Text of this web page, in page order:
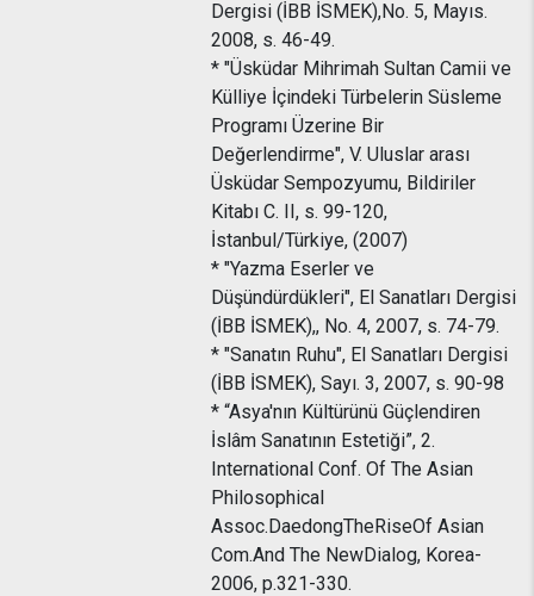
Dergisi (İBB İSMEK),No. 5, Mayıs.
2008, s. 46-49.
* "Üsküdar Mihrimah Sultan Camii ve
Külliye İçindeki Türbelerin Süsleme
Programı Üzerine Bir
Değerlendirme", V. Uluslar arası
Üsküdar Sempozyumu, Bildiriler
Kitabı C. II, s. 99-120,
İstanbul/Türkiye, (2007)
* "Yazma Eserler ve
Düşündürdükleri", El Sanatları Dergisi
(İBB İSMEK),, No. 4, 2007, s. 74-79.
* "Sanatın Ruhu", El Sanatları Dergisi
(İBB İSMEK), Sayı. 3, 2007, s. 90-98
* “Asya'nın Kültürünü Güçlendiren
İslâm Sanatının Estetiği”, 2.
International Conf. Of The Asian
Philosophical
Assoc.DaedongTheRiseOf Asian
Com.And The NewDialog, Korea-
2006, p.321-330.